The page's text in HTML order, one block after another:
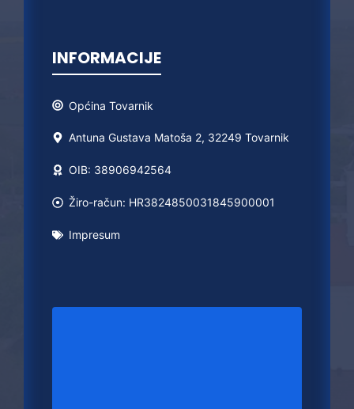
INFORMACIJE
Općina Tovarnik
Antuna Gustava Matoša 2, 32249 Tovarnik
OIB: 38906942564
Žiro-račun: HR3824850031845900001
Impresum